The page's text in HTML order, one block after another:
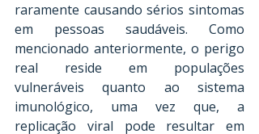
raramente causando sérios sintomas
em pessoas saudáveis. Como
mencionado anteriormente, o perigo
real reside em populações
vulneráveis quanto ao sistema
imunológico, uma vez que, a
replicação viral pode resultar em